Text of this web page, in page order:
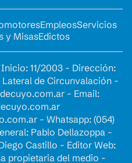
EmpleosServicios
y MisasEdictos
11/2003 - Dirección:
Lateral de Circunvalación -
- Email:
- Whatsapp: (054)
Pablo Dellazoppa -
Castillo - Editor Web:
propietaria del medio -